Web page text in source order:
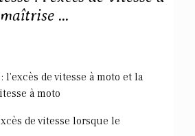
...
l'excès de vitesse à moto et la
à moto
de vitesse lorsque le